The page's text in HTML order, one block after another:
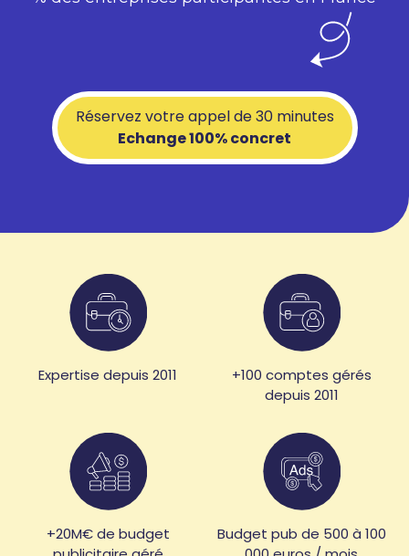
Réservez votre appel de 30 minutes
Echange 100% concret
Expertise depuis 2011
+100 comptes gérés
depuis 2011
+20M€ de budget
Budget pub de 500 à 100